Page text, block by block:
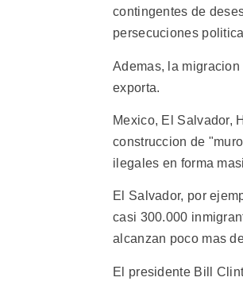
contingentes de
persecuciones
Ademas, la
exporta.
Mexico, El Salvador,
construccion de
ilegales en forma
El Salvador, por
casi 300.000
alcanzan poco mas
El presidente Bill